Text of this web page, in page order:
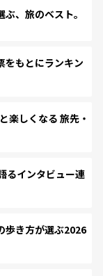
、旅のベスト。
もとにランキン
しくなる 旅先・
るインタビュー連
歩き方が選ぶ2026